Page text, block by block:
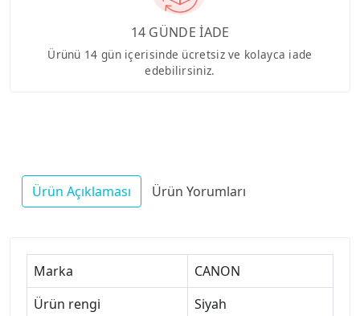
14 GÜNDE İADE
Ürünü 14 gün içerisinde ücretsiz ve kolayca iade
edebilirsiniz.
Ürün Açıklaması Ürün Yorumları
Marka
CANON
Ürün rengi
Siyah